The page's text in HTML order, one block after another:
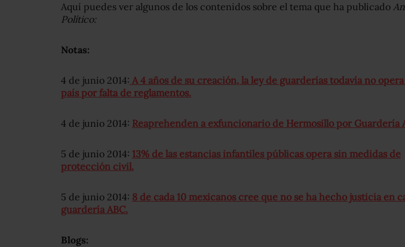
Aquí puedes ver algunos de los contenidos sobre el tema que ha publicado
Político:
Notas:
4 de junio 2014: A 4 años de su creación, la ley de guarderías todavía no
país por falta de reglamentos.
4 de junio 2014: Reaprehenden a exfuncionario de Hermosillo por Guardería
5 de junio 2014: 13% de las estancias infantiles públicas opera sin medidas de
protección civil.
5 de junio 2014: 8 de cada 10 mexicanos cree que no se ha hecho justicia en
guardería ABC.
Blogs: